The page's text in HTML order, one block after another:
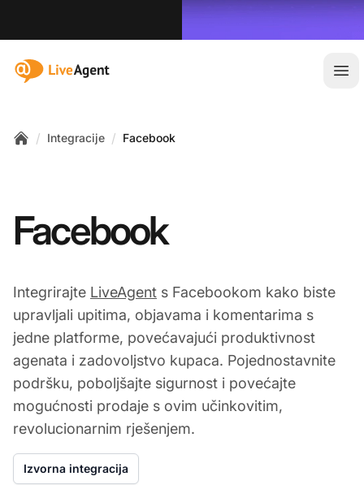
:site.title
/ Integracije / Facebook
Facebook
Integrirajte LiveAgent s Facebookom kako biste
upravljali upitima, objavama i komentarima s
jedne platforme, povećavajući produktivnost
agenata i zadovoljstvo kupaca. Pojednostavnite
podršku, poboljšajte sigurnost i povećajte
mogućnosti prodaje s ovim učinkovitim,
revolucionarnim rješenjem.
Izvorna integracija